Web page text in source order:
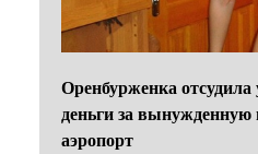
Оренбурженка отсудила
деньги за вынужденную
аэропорт